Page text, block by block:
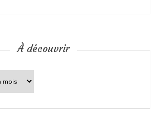
À découvrir